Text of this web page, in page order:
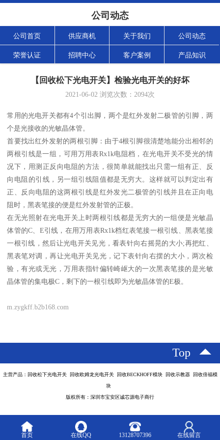
公司动态
公司首页 供应商机 关于我们 公司动态
荣誉认证 招聘中心 客户案例 产品知识
【回收松下光电开关】检验光电开关的好坏
2021-06-02 浏览次数： 2094次
常用的光电开关都有4个引出脚，两个是红外发射二极管的引脚，两
个是光接收的光敏晶体管。
首要找出红外发射的两根引脚：由于4根引脚很清楚地能分出相邻的
两根引线是一组，可用万用表Rx1k电阻档，在光电开关不受光的情
况下，用测正反向电阻的方法，很简单就能找出只需一组有正、反
向电阻的引线，另一组引线阻值都是无穷大。这样就可以判定出有
正、反向电阻的这两根引线是红外发光二极管的引线并且在正向电
阻时，黑表笔接的便是红外发射管的正极。
在无光照射在光电开关上时两根引线都是无穷大的一组便是光敏晶
体管的C、E引线，在用万用表Rx1k档红表笔接一根引线、黑表笔接
一根引线，然后让光电开关见光，看表针向右摇晃的大小;再把红、
黑表笔对调，再让光电开关见光，记下表针向右摆的大小，两次检
验，有光或无光，万用表指针偏转崎岖大的一次黑表笔接的是光敏
晶体管的集电极C，剩下的一根引线即为光敏晶体管的E极。
m.zygkff.b2b168.com
Top
主营产品：回收松下光电开关 回收欧姆龙光电开关 回收BECKHOFF模块 回收示教器 回收倍福模
块
版权所有：深圳市宝安区诚芯源电子商行
首页 在线QQ 13128707396 在线留言